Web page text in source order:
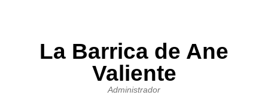
La Barrica de Ane
Valiente
Administrador